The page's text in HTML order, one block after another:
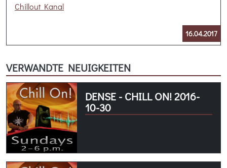
Chillout Kanal
16.04.2017
VERWANDTE NEUIGKEITEN
DENSE - CHILL ON! 2016-
10-30